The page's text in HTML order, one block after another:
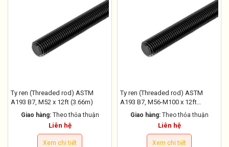
Ty ren (Threaded rod) ASTM
A193 B7, M52 x 12ft (3.66m)
Giao hàng: Theo thỏa thuận
Liên hệ
Xem chi tiết
Ty ren (Threaded rod) ASTM
A193 B7, M56-M100 x 12ft
(3.66m)Giao hàng: Theo thỏa thuận
Liên hệ
Xem chi tiết